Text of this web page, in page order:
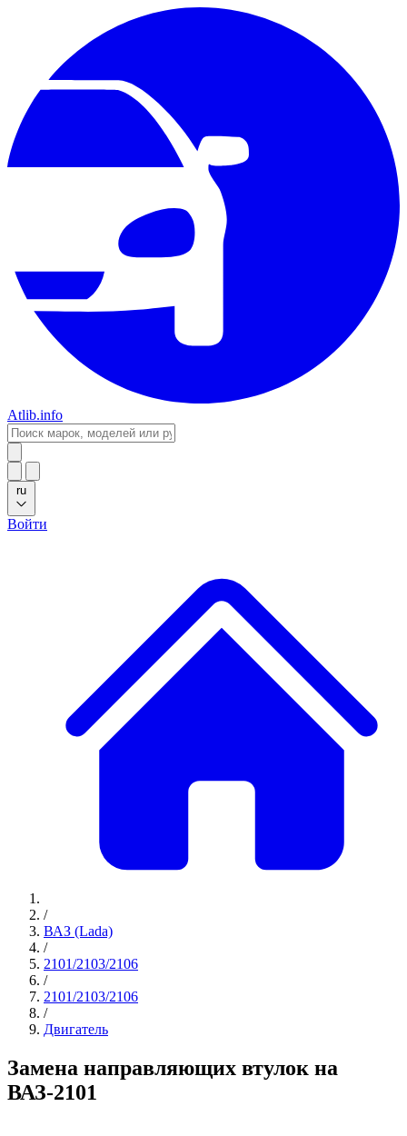
Atlib.info
ru
Войти
/
ВАЗ (Lada)
/
2101/2103/2106
/
2101/2103/2106
/
Двигатель
Замена направляющих втулок на
ВАЗ-2101